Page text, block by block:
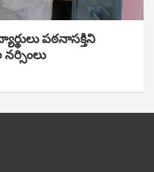
పఠ‌నాసక్తిని